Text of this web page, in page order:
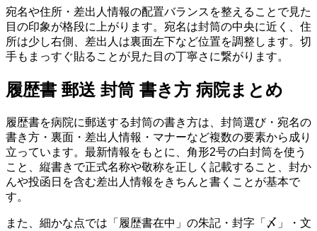
宛名や住所・差出人情報の配置バランスを整えることで見た
目の印象が格段に上がります。宛名は封筒の中央に近く、住
所は少し右側、差出人は裏面左下など位置を調整します。切
手もまっすぐ貼ることが見た目の丁寧さに繋がります。
履歴書 郵送 封筒 書き方 病院まとめ
履歴書を病院に郵送する封筒の書き方は、封筒選び・宛名の
書き方・裏面・差出人情報・マナーなど複数の要素から成り
立っています。最新情報をもとに、角形2号の白封筒を使う
こと、縦書きで正式名称や敬称を正しく記載すること、封か
んや投函日を含む差出人情報をきちんと書くことが基本で
す。
また、細かな点では「履歴書在中」の朱記・封字「〆」・文